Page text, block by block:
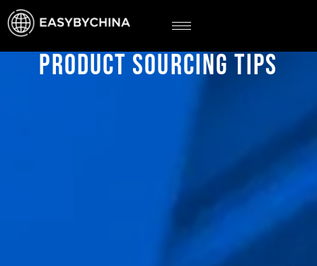
PRODUCT SOURCING TIPS